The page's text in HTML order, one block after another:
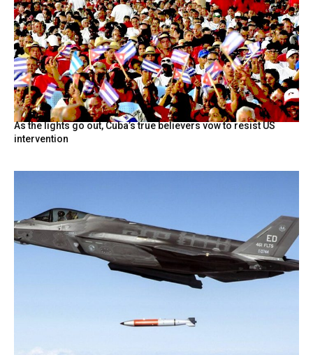
As the lights go out, Cuba’s true believers vow to resist US
intervention